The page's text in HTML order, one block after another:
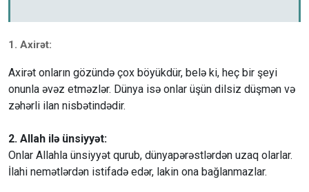
1. Axirət:
Axirət onların gözündə çox böyükdür, belə ki, heç bir şeyi
onunla əvəz etməzlər. Dünya isə onlar üşün dilsiz düşmən və
zəhərli ilan nisbətindədir.
2. Allah ilə ünsiyyət:
Onlar Allahla ünsiyyət qurub, dünyapərəstlərdən uzaq olarlar.
İlahi nemətlərdən istifadə edər, lakin ona bağlanmazlar.